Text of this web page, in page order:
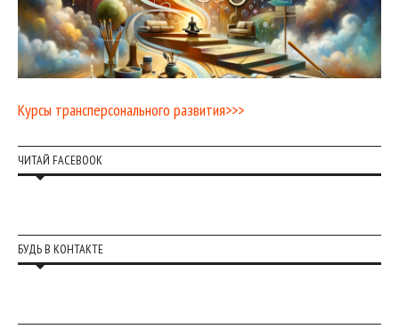
Курсы трансперсонального развития>>>
ЧИТАЙ FACEBOOK
БУДЬ В КОНТАКТЕ